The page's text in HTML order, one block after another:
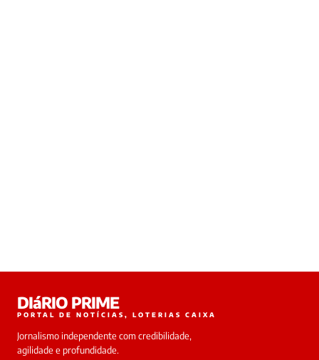
DIáRIO PRIME
PORTAL DE NOTÍCIAS, LOTERIAS CAIXA
Jornalismo independente com credibilidade,
agilidade e profundidade.